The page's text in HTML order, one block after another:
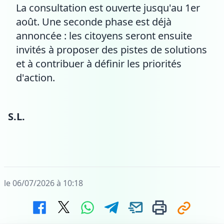
La consultation est ouverte jusqu'au 1er
août. Une seconde phase est déjà
annoncée : les citoyens seront ensuite
invités à proposer des pistes de solutions
et à contribuer à définir les priorités
d'action.
S.L.
le 06/07/2026 à 10:18